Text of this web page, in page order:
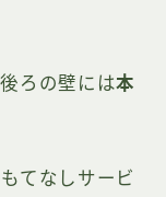
ろの壁には本
てなしサービ